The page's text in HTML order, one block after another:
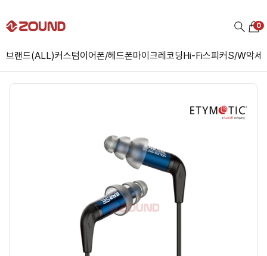
브랜드(ALL)커스텀이어폰/헤드폰마이크레코딩Hi-Fi스피커S/W악세
0